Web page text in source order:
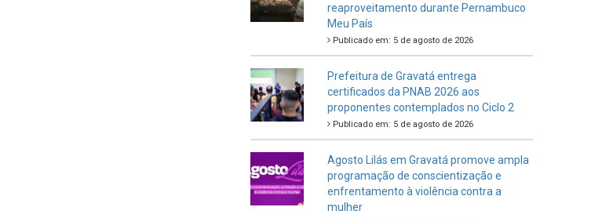
reaproveitamento durante Pernambuco
Meu País
Publicado em: 5 de agosto de 2026
Prefeitura de Gravatá entrega
certificados da PNAB 2026 aos
proponentes contemplados no Ciclo 2
Publicado em: 5 de agosto de 2026
Agosto Lilás em Gravatá promove ampla
programação de conscientização e
enfrentamento à violência contra a
mulher